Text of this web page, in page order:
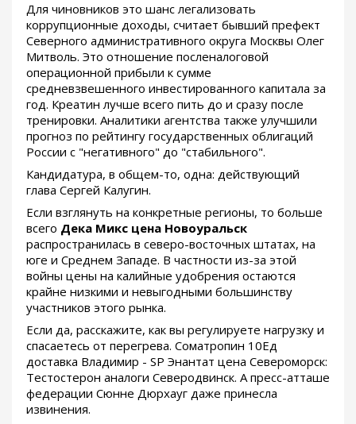
Для чиновников это шанс легализовать
коррупционные доходы, считает бывший префект
Северного административного округа Москвы Олег
Митволь. Это отношение посленалоговой
операционной прибыли к сумме
средневзвешенного инвестированного капитала за
год. Креатин лучше всего пить до и сразу после
тренировки. Аналитики агентства также улучшили
прогноз по рейтингу государственных облигаций
России с "негативного" до "стабильного".
Кандидатура, в общем-то, одна: действующий
глава Сергей Калугин.
Если взглянуть на конкретные регионы, то больше
всего Дека Микс цена Новоуральск
распространилась в северо-восточных штатах, на
юге и Среднем Западе. В частности из-за этой
войны цены на калийные удобрения остаются
крайне низкими и невыгодными большинству
участников этого рынка.
Если да, расскажите, как вы регулируете нагрузку и
спасаетесь от перегрева. Cоматропин 10Ед
доставка Владимир - SP Энантат цена Североморск:
Тестостерон аналоги Северодвинск. А пресс-атташе
федерации Сюнне Дюрхауг даже принесла
извинения.